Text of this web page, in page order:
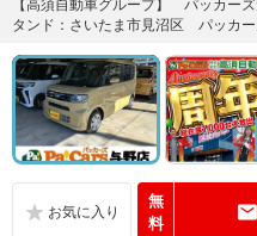
【高須自動車グループ】 パッカー
タンド：さいたま市見沼区 パッカ
無
料